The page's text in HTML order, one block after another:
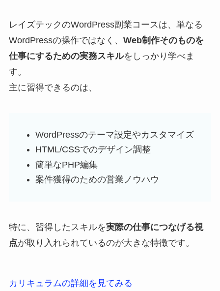
レイズテックのWordPress副業コースは、単なる
WordPressの操作ではなく、 Web制作そのものを
仕事にするための実務スキルをしっかり学べま
す。
主に習得できるのは、
WordPressのテーマ設定やカスタマイズ
HTML/CSSでのデザイン調整
簡単なPHP編集
案件獲得のための営業ノウハウ
特に、習得したスキルを実際の仕事につなげる視
点が取り入れられているのが大きな特徴です。
カリキュラムの詳細を見てみる